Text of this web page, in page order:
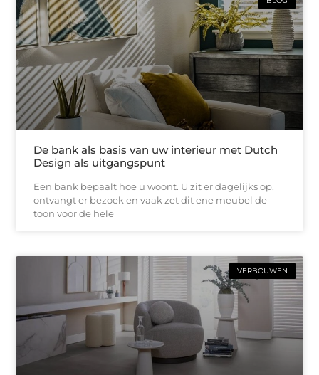
De bank als basis van uw interieur met Dutch
Design als uitgangspunt
Een bank bepaalt hoe u woont. U zit er dagelijks op,
ontvangt er bezoek en vaak zet dit ene meubel de
toon voor de hele
VERBOUWEN